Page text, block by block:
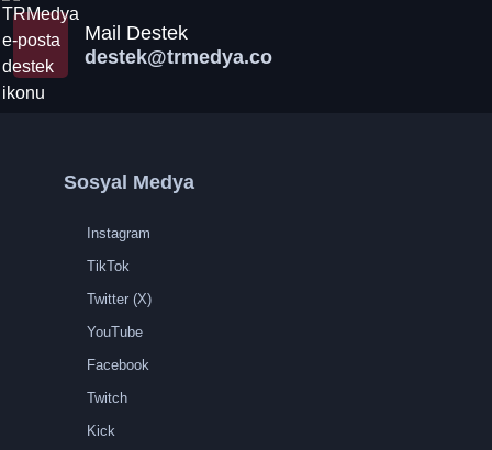
Mail Destek
destek@trmedya.co
Sosyal Medya
Instagram
TikTok
Twitter (X)
YouTube
Facebook
Twitch
Kick